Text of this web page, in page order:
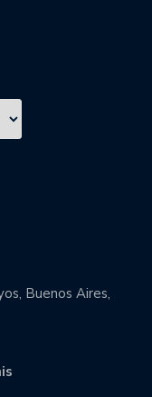
Buenos Aires,